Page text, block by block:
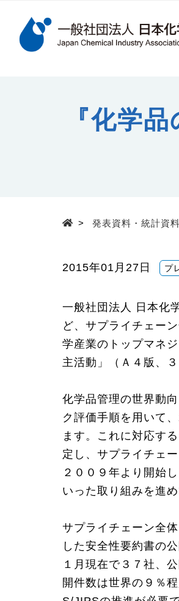
検索キーワード
『化学
> 発表資料・統計資料
2015年01月27日 プ
一般社団法人 日本化
ど、サプライチェー
学産業のトップマネ
主活動」（Ａ４版、
化学品管理の世界動
ク評価手順を用いて
ます。これに対応す
定し、サプライチェ
２００９年より開始
いった取り組みを進め
サプライチェーン全
した安全性要約書の
１月現在で３７社、
開件数は世界の９％